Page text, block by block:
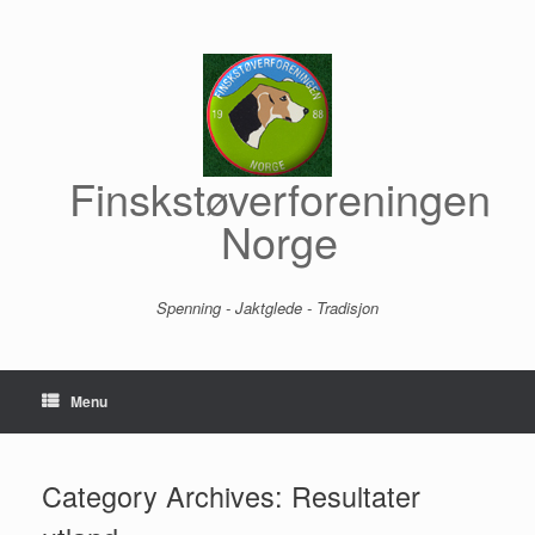
Finskstøverforeningen
Norge
Spenning - Jaktglede - Tradisjon
Menu
Category Archives: Resultater